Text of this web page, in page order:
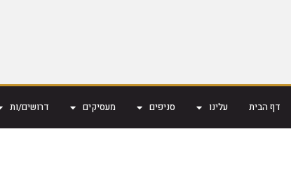
דף הבית עלינו סניפים מעסיקים דרושים/ות